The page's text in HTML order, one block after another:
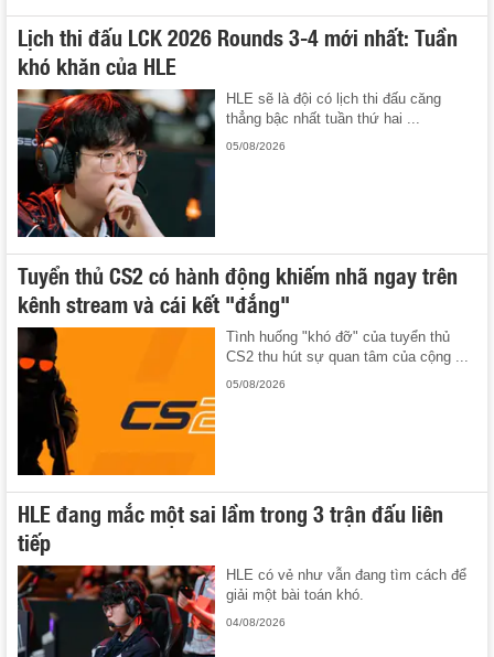
Lịch thi đấu LCK 2026 Rounds 3-4 mới nhất: Tuần
khó khăn của HLE
HLE sẽ là đội có lịch thi đấu căng
thẳng bậc nhất tuần thứ hai ...
05/08/2026
Tuyển thủ CS2 có hành động khiếm nhã ngay trên
kênh stream và cái kết "đắng"
Tình huống "khó đỡ" của tuyển thủ
CS2 thu hút sự quan tâm của cộng ...
05/08/2026
HLE đang mắc một sai lầm trong 3 trận đấu liên
tiếp
HLE có vẻ như vẫn đang tìm cách để
giải một bài toán khó.
04/08/2026